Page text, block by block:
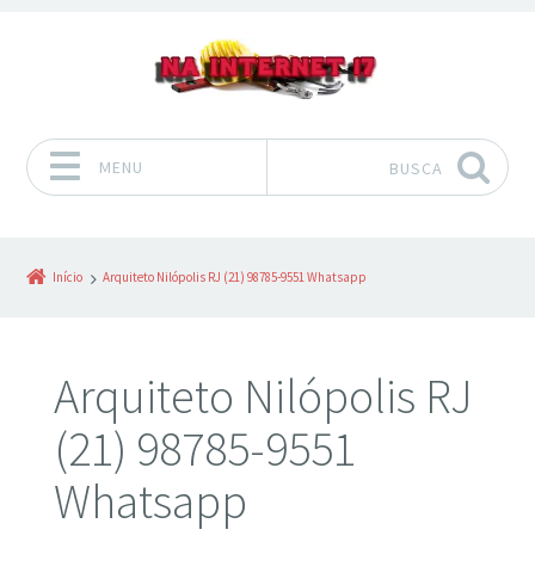
MENU BUSCA
Início Arquiteto Nilópolis RJ (21) 98785-9551 Whatsapp
Arquiteto Nilópolis RJ
(21) 98785-9551
Whatsapp